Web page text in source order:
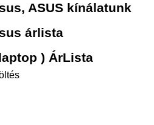
ASUS kínálatunk
árlista
) ÁrLista